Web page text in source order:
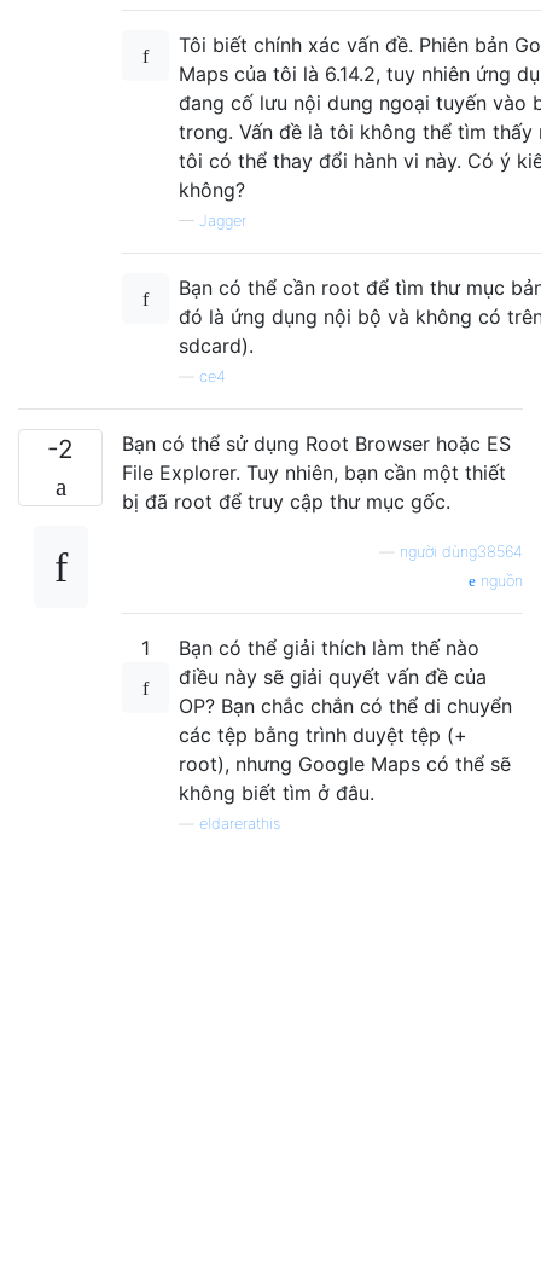
Tôi biết chính xác vấn đề. Phiên bản
Maps của tôi là 6.14.2, tuy nhiên ứng
đang cố lưu nội dung ngoại tuyến vào
trong. Vấn đề là tôi không thể tìm thấy
tôi có thể thay đổi hành vi này. Có ý
không?
— Jagger
Bạn có thể cần root để tìm thư mục
đó là ứng dụng nội bộ và không có
sdcard).
ce4
-2
Bạn có thể sử dụng Root Browser hoặc ES
File Explorer. Tuy nhiên, bạn cần một thiết
bị đã root để truy cập thư mục gốc.
người dùng38564
nguồn
1
Bạn có thể giải thích làm thế nào
điều này sẽ giải quyết vấn đề của
OP? Bạn chắc chắn có thể di chuyển
các tệp bằng trình duyệt tệp (+
root), nhưng Google Maps có thể sẽ
không biết tìm ở đâu.
eldarerathis